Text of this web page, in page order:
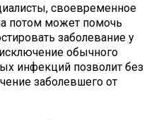
своевременное
потом может помочь
заболевание у
обычного
инфекций позволит без
заболевшего от